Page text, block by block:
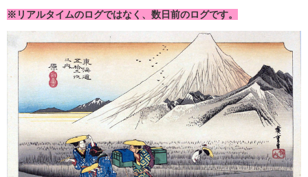
※リアルタイムのログではなく、数日前のログです。